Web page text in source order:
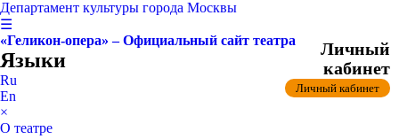
Департамент культуры города Москвы
☰
«Геликон-опера» – Официальный сайт театра
Языки
Ru
En
×
О театре
Личный
кабинет
Личный кабинет